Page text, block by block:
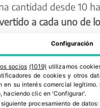
cantidad desde 10
a cada uno de
Configuración
socios (1019) utilizamos
de cookies y otros
su interés comercial
haciendo clic en 'Configurar'.
procesamiento de